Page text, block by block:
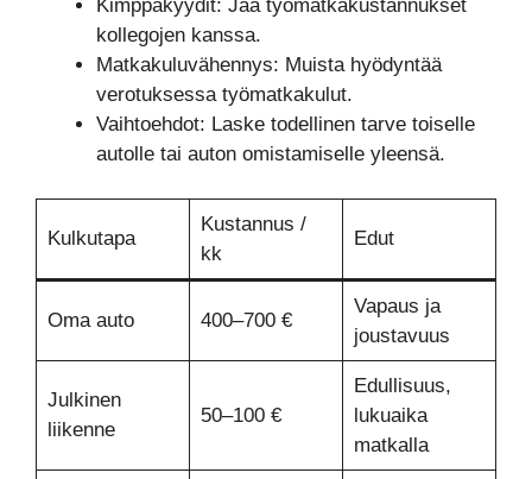
Kimppakyydit: Jaa työmatkakustannukset
kollegojen kanssa.
Matkakuluvähennys: Muista hyödyntää
verotuksessa työmatkakulut.
Vaihtoehdot: Laske todellinen tarve toiselle
autolle tai auton omistamiselle yleensä.
Kulkutapa
Kustannus /
kk
Edut
Oma auto 400–700 €
Vapaus ja
joustavuus
Julkinen
liikenne
50–100 €
Edullisuus,
lukuaika
matkalla